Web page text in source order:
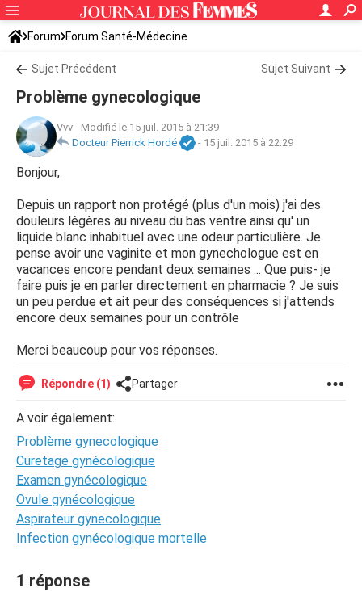
Forum Forum Santé-Médecine
Symptômes et maladies courantes
Sujet Précédent Sujet Suivant
Problème gynecologique
Vvv - Modifié le 15 juil. 2015 à 21:39
Docteur Pierrick Hordé
- 15 juil. 2015 à 22:29
Bonjour,
Depuis un rapport non protégé (plus d'un mois) j'ai des
douleurs légères au niveau du bas ventre ainsi qu' un
liquide blanc inhabituel avec une odeur particulière. Je
pense avoir une vaginite et mon gynechologue est en
vacances encore pendant deux semaines ... Que puis- je
faire puis je en parler directement en pharmacie ? Je suis
un peu perdue et ait peur des conséquences si j'attends
encore deux semaines pour un contrôle
Merci beaucoup pour vos réponses.
Répondre (1) Partager
A voir également:
Problème gynecologique
Curetage gynécologique
Examen gynécologique
Ovule gynécologique
Aspirateur gynecologique
Infection gynécologique mortelle
1 réponse